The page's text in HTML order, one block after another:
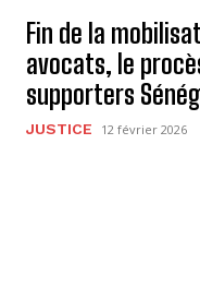
Fin de la
avocats, le
supporters
JUSTICE 12 février 2026